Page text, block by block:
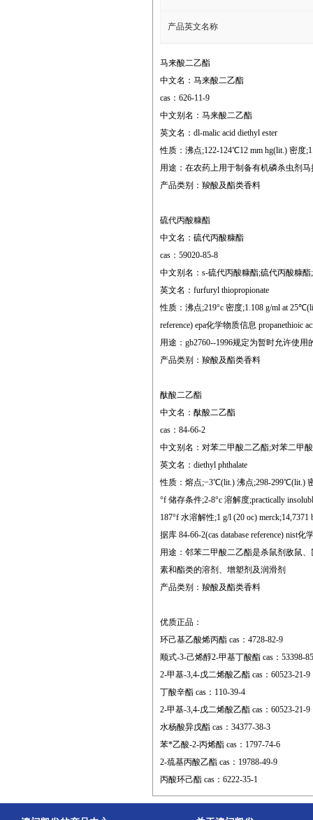
产品英文名称
马来酸二乙酯
中文名：马来酸二乙酯
cas：626-11-9
中文别名：马来酸二乙酯
英文名：dl-malic acid diethyl ester
性质：沸点;122-124℃12 mm hg(lit.) 密度
用途：在农药上用于制备有机磷杀虫剂
产品类别：羧酸及酯类香料
硫代丙酸糠酯
中文名：硫代丙酸糠酯
cas：59020-85-8
中文别名：s-硫代丙酸糠酯;硫代丙酸糠
英文名：furfuryl thiopropionate
性质：沸点;219°c 密度;1.108 g/ml at
reference) epa化学物质信息 propanethioic
用途：gb2760--1996规定为暂时允许使用
产品类别：羧酸及酯类香料
酞酸二乙酯
中文名：酞酸二乙酯
cas：84-66-2
中文别名：对苯二甲酸二乙酯;对苯二甲
英文名：diethyl phthalate
性质：熔点;−3℃(lit.) 沸点;298-299℃(lit.)
°f 储存条件;2-8°c 溶解度;practically
187°f 水溶解性;1 g/l (20 oc) merck;14,7371
据库 84-66-2(cas database reference) nist
用途：邻苯二甲酸二乙酯是杀鼠剂敌鼠
素和酯类的溶剂、增塑剂及润滑剂
产品类别：羧酸及酯类香料
优质正品：
环己基乙酸烯丙酯 cas：4728-82-9
顺式-3-己烯醇2-甲基丁酸酯 cas：53398-
2-甲基-3,4-戊二烯酸乙酯 cas：60523-21-9
丁酸辛酯 cas：110-39-4
2-甲基-3,4-戊二烯酸乙酯 cas：60523-21-9
水杨酸异戊酯 cas：34377-38-3
苯*乙酸-2-丙烯酯 cas：1797-74-6
2-巯基丙酸乙酯 cas：19788-49-9
丙酸环己酯 cas：6222-35-1